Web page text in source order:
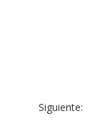
Siguiente: